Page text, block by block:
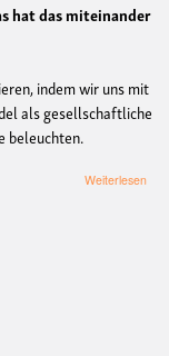
hat das miteinander
indem wir uns mit
als gesellschaftliche
beleuchten.
Weiterlesen